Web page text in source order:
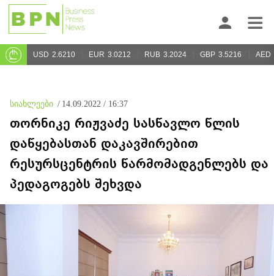
USD 2.6210 EUR 3.0212 RUB 3.2024 GBP 3.5216 AED
სიახლეები / 14.09.2022 / 16:37
თორნიკე რიჟვაძე სასწავლო წლის
დაწყებასთან დაკავშირებით
რესურსცენტრის წარმომადგენლებს და
პედაგოგებს შეხვდა